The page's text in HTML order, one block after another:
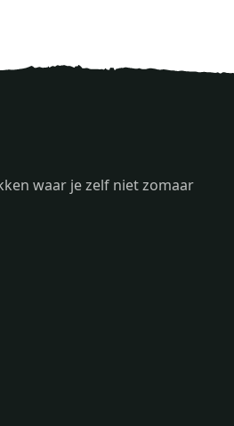
waar je zelf niet zomaar